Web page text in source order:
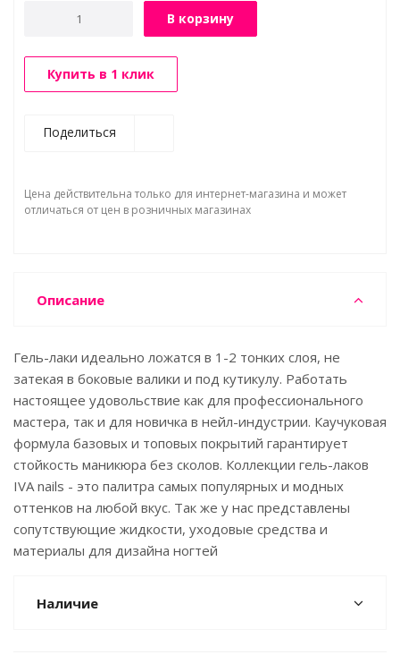
В корзину
Купить в 1 клик
Поделиться
Цена действительна только для интернет-магазина и может
отличаться от цен в розничных магазинах
Описание
Гель-лаки идеально ложатся в 1-2 тонких слоя, не
затекая в боковые валики и под кутикулу. Работать
настоящее удовольствие как для профессионального
мастера, так и для новичка в нейл-индустрии. Каучуковая
формула базовых и топовых покрытий гарантирует
стойкость маникюра без сколов. Коллекции гель-лаков
IVA nails - это палитра самых популярных и модных
оттенков на любой вкус. Так же у нас представлены
сопутствующие жидкости, уходовые средства и
материалы для дизайна ногтей
Наличие